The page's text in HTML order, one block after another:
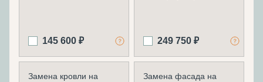
145 600 ₽ 249 750 ₽
Замена кровли на
Замена фасада на